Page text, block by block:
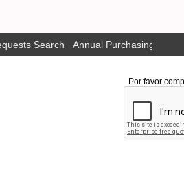
Search Annual Purchasing Plan
Por favor